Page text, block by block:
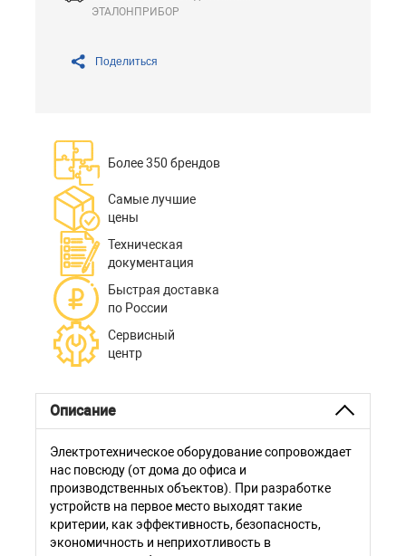
ЭТАЛОНПРИБОР
Поделиться
Более 350 брендов
Самые лучшие
цены
Техническая
документация
Быстрая доставка
по России
Сервисный
центр
Описание
Электротехническое оборудование сопровождает
нас повсюду (от дома до офиса и
производственных объектов). При разработке
устройств на первое место выходят такие
критерии, как эффективность, безопасность,
экономичность и неприхотливость в